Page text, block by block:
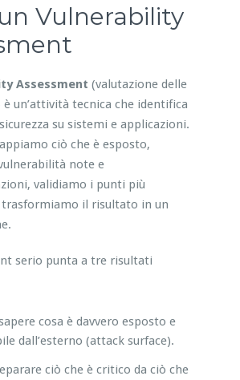
un Vulnerability
Assessment (valutazione delle
un’attività tecnica che identifica
su sistemi e applicazioni.
ciò che è esposto,
note e
validiamo i punti più
il risultato in un
serio punta a tre risultati
cosa è davvero esposto e
dall’esterno (attack surface).
ciò che è critico da ciò che